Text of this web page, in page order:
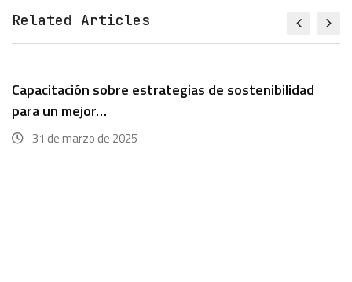
Related Articles
Capacitación sobre estrategias de sostenibilidad
para un mejor…
31 de marzo de 2025